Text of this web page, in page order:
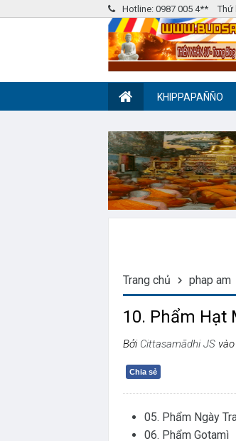
Hotline: 0987 005 4** Thứ
KHIPPAPAÑÑO
Trang chủ phap am
10. Phẩm Hạt
Bởi Cittasamādhi JS
Chia sẻ
05. Phẩm Ngày
06. Phẩm Gotamì